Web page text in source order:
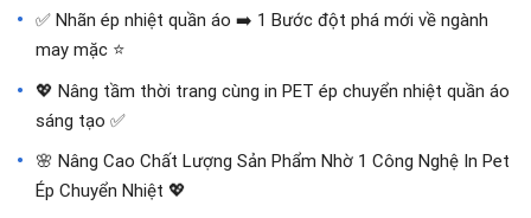
✅‪ Nhãn ép nhiệt quần áo ➡️ 1 Bước đột phá mới về ngành
may mặc ⭐️
💖 Nâng tầm thời trang cùng in PET ép chuyển nhiệt quần áo
sáng tạo ✅
🌸 Nâng Cao Chất Lượng Sản Phẩm Nhờ 1 Công Nghệ In Pet
Ép Chuyển Nhiệt 💖